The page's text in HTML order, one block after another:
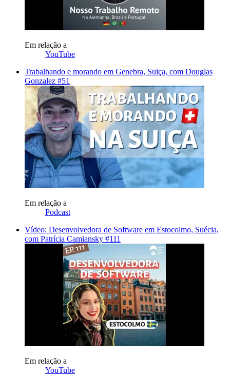
Em relação a
YouTube
Trabalhando e morando em Genebra, Suiça, com Douglas
Gonzalez #51
Em relação a
Podcast
Vídeo: Desenvolvedora de Software em Estocolmo, Suécia,
com Patrícia Camiansky #111
Em relação a
YouTube